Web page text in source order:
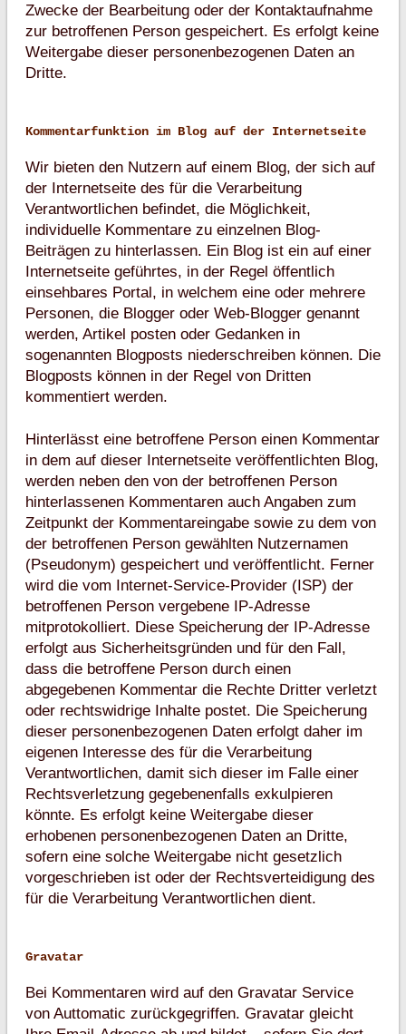
Zwecke der Bearbeitung oder der Kontaktaufnahme
zur betroffenen Person gespeichert. Es erfolgt keine
Weitergabe dieser personenbezogenen Daten an
Dritte.
Kommentarfunktion im Blog auf der Internetseite
Wir bieten den Nutzern auf einem Blog, der sich auf
der Internetseite des für die Verarbeitung
Verantwortlichen befindet, die Möglichkeit,
individuelle Kommentare zu einzelnen Blog-
Beiträgen zu hinterlassen. Ein Blog ist ein auf einer
Internetseite geführtes, in der Regel öffentlich
einsehbares Portal, in welchem eine oder mehrere
Personen, die Blogger oder Web-Blogger genannt
werden, Artikel posten oder Gedanken in
sogenannten Blogposts niederschreiben können. Die
Blogposts können in der Regel von Dritten
kommentiert werden.
Hinterlässt eine betroffene Person einen Kommentar
in dem auf dieser Internetseite veröffentlichten Blog,
werden neben den von der betroffenen Person
hinterlassenen Kommentaren auch Angaben zum
Zeitpunkt der Kommentareingabe sowie zu dem von
der betroffenen Person gewählten Nutzernamen
(Pseudonym) gespeichert und veröffentlicht. Ferner
wird die vom Internet-Service-Provider (ISP) der
betroffenen Person vergebene IP-Adresse
mitprotokolliert. Diese Speicherung der IP-Adresse
erfolgt aus Sicherheitsgründen und für den Fall,
dass die betroffene Person durch einen
abgegebenen Kommentar die Rechte Dritter verletzt
oder rechtswidrige Inhalte postet. Die Speicherung
dieser personenbezogenen Daten erfolgt daher im
eigenen Interesse des für die Verarbeitung
Verantwortlichen, damit sich dieser im Falle einer
Rechtsverletzung gegebenenfalls exkulpieren
könnte. Es erfolgt keine Weitergabe dieser
erhobenen personenbezogenen Daten an Dritte,
sofern eine solche Weitergabe nicht gesetzlich
vorgeschrieben ist oder der Rechtsverteidigung des
für die Verarbeitung Verantwortlichen dient.
Gravatar
Bei Kommentaren wird auf den Gravatar Service
von Auttomatic zurückgegriffen. Gravatar gleicht